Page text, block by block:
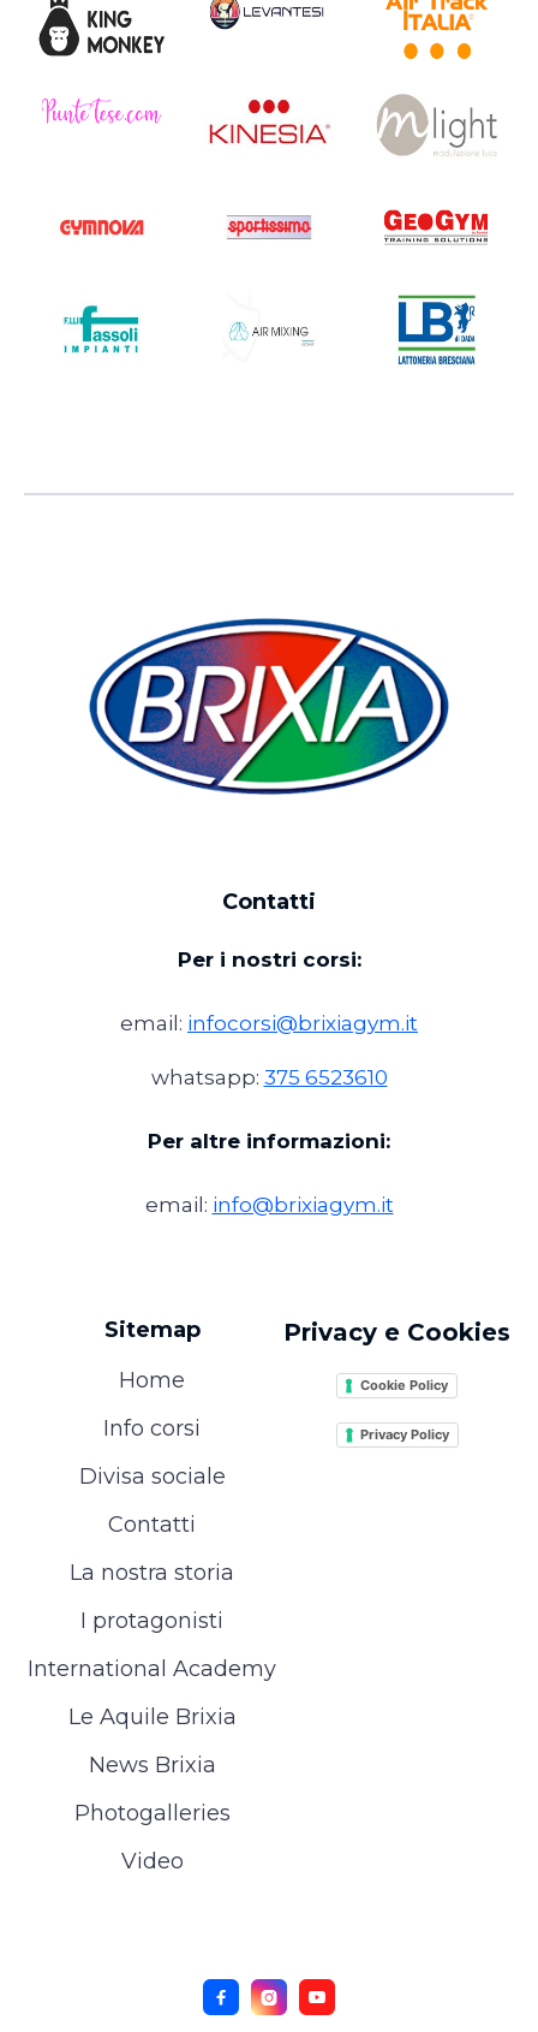
Contatti
Per i nostri corsi:
email: infocorsi@brixiagym.it
whatsapp: 375 6523610
Per altre informazioni:
email: info@brixiagym.it
Sitemap
Home
Info corsi
Divisa sociale
Contatti
La nostra storia
I protagonisti
International Academy
Le Aquile Brixia
News Brixia
Photogalleries
Video
Privacy e Cookies
Cookie Policy
Privacy Policy
  